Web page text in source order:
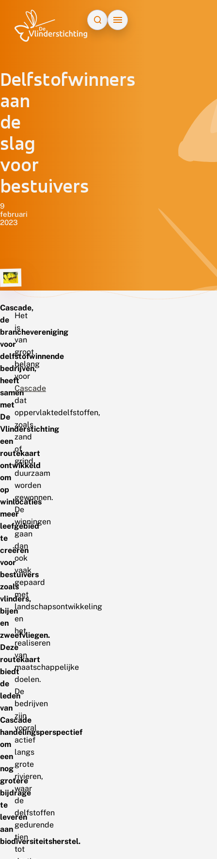
Delfstofwinners
aan
de
slag
voor
bestuivers
9
februari
2023
Cascade,
de
branchevereniging
voor
delfstofwinnende
bedrijven,
heeft
samen
met
De
Vlinderstichting
een
routekaart
ontwikkeld
om
op
winlocaties
meer
leefgebied
te
creëren
voor
bestuivers
zoals
vlinders,
bijen
en
zweefvliegen.
Deze
routekaart
biedt
de
leden
van
Cascade
handelingsperspectief
om
een
nog
grotere
bijdrage
te
leveren
aan
biodiversiteitsherstel.
Het
is
van
groot
belang
voor
Cascade
dat
oppervlaktedelfstoffen,
zoals
zand
of
grind,
duurzaam
worden
gewonnen.
De
winningen
gaan
dan
ook
vaak
gepaard
met
landschapsontwikkeling
en
het
realiseren
van
maatschappelijke
doelen.
De
bedrijven
zijn
vooral
actief
langs
grote
rivieren,
waar
de
delfstoffen
gedurende
tien
tot